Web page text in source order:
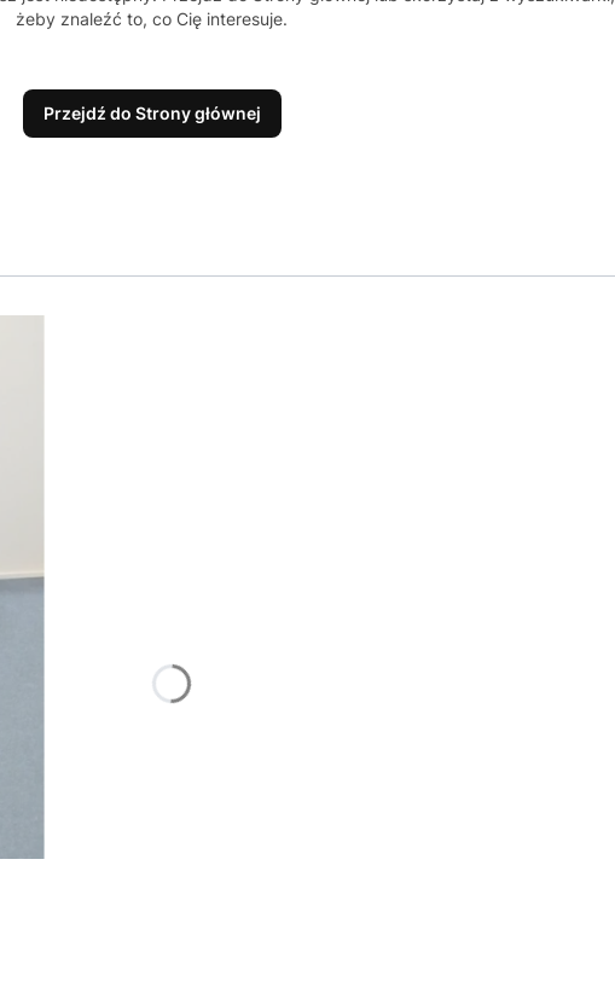
żeby znaleźć to, co Cię interesuje.
Przejdź do Strony głównej